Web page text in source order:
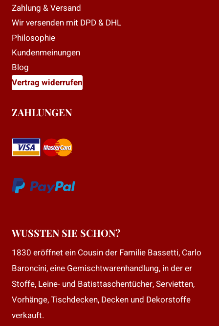
Zahlung & Versand
Wir versenden mit DPD & DHL
Philosophie
Kundenmeinungen
Blog
Vertrag widerrufen
ZAHLUNGEN
WUSSTEN SIE SCHON?
1830 eröffnet ein Cousin der Familie Bassetti, Carlo
Baroncini, eine Gemischtwarenhandlung, in der er
Stoffe, Leine- und Batisttaschentücher, Servietten,
Vorhänge, Tischdecken, Decken und Dekorstoffe
verkauft.